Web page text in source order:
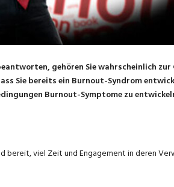
gehören Sie wahrscheinlich
Sie bereits ein Burnout-Syndrom
Burnout-Symptome zu
viel Zeit und Engagement in deren